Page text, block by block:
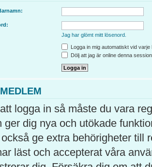
Jag har glömt mitt lösenord.
Logga in mig automatiskt vid varje
Dölj att jag är online denna
logga in så måste du vara
ger dig nya och utökade
ge extra behörigheter till
läst och accepterat våra